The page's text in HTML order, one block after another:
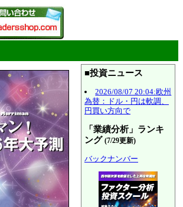
■投資ニュース
2026/08/07 20:04:欧州
為替：ドル・円は軟調、
円買い方向で
「業績分析」ランキ
ング (7/29更新)
バックナンバー